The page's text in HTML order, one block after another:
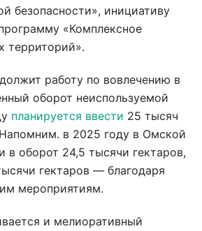
безопасности», инициативу
«Комплексное
территорий».
работу по вовлечению в
оборот неиспользуемой
планируется ввести 25 тысяч
в 2025 году в Омской
в оборот 24,5 тысячи гектаров,
гектаров — благодаря
мероприятиям.
и мелиоративный